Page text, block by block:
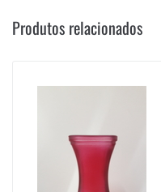
Produtos relacionados